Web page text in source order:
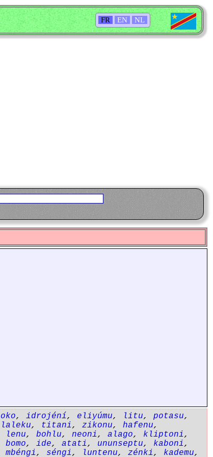
FR EN NL
, idrojéní, eliyúmu, litu, potasu,
laleku, titani, zikonu, hafenu,
lenu, bohlu, neoni, alago, kliptoni,
bomo, ide, atati, ununseptu, kaboni,
mbéngi, séngi, luntenu, zénki, kademu,